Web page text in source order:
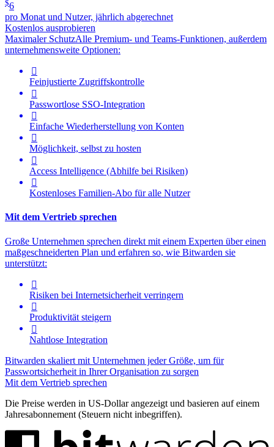
$6
pro Monat und Nutzer, jährlich abgerechnet
Kostenlos ausprobieren
Maximaler SchutzAlle Premium- und Teams-Funktionen, außerdem
unternehmensweite Optionen:

Feinjustierte Zugriffskontrolle

Passwortlose SSO-Integration

Einfache Wiederherstellung von Konten

Möglichkeit, selbst zu hosten

Access Intelligence (Abhilfe bei Risiken)

Kostenloses Familien-Abo für alle Nutzer
Mit dem Vertrieb sprechen
Große Unternehmen sprechen direkt mit einem Experten über einen
maßgeschneiderten Plan und erfahren so, wie Bitwarden sie
unterstützt:

Risiken bei Internetsicherheit verringern

Produktivität steigern

Nahtlose Integration
Bitwarden skaliert mit Unternehmen jeder Größe, um für
Passwortsicherheit in Ihrer Organisation zu sorgen
Mit dem Vertrieb sprechen
Die Preise werden in US-Dollar angezeigt und basieren auf einem
Jahresabonnement (Steuern nicht inbegriffen).